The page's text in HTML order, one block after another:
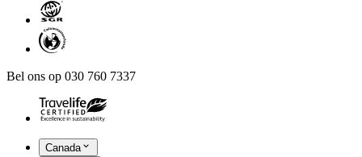
Bel ons op 030 760 7337
Canada